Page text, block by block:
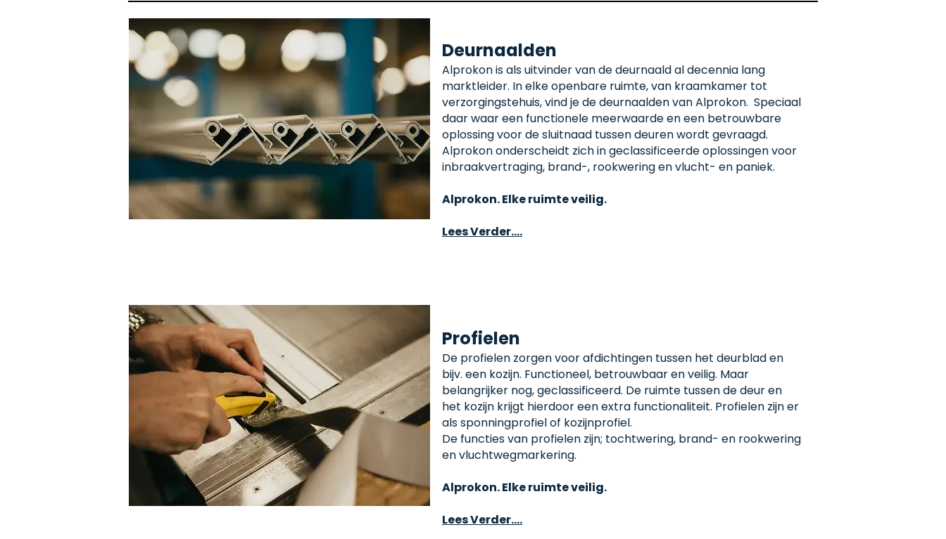
Deurnaalden​
Alprokon is als uitvinder van de deurnaald al decennia lang
marktleider. In elke openbare ruimte, van kraamkamer tot
verzorgingstehuis, vind je de deurnaalden van Alprokon. Speciaal
daar waar een functionele meerwaarde en een betrouwbare
oplossing voor de sluitnaad tussen deuren wordt gevraagd.
Alprokon onderscheidt zich in geclassificeerde oplossingen voor
inbraakvertraging, brand-, rookwering en vlucht- en paniek.
Alprokon. Elke ruimte veilig.
Lees Verder....
Profielen
De profielen zorgen voor afdichtingen tussen het deurblad en
bijv. een kozijn. Functioneel, betrouwbaar en veilig. Maar
belangrijker nog, geclassificeerd. De ruimte tussen de deur en
het kozijn krijgt hierdoor een extra functionaliteit. Profielen zijn er
als sponningprofiel of kozijnprofiel.
De functies van profielen zijn; tochtwering, brand- en rookwering
en vluchtwegmarkering.
Alprokon. Elke ruimte veilig.
Lees Verder....